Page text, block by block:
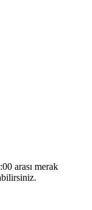
arası merak